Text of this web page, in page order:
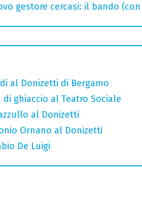
gestore cercasi: il bando
al Donizetti di Bergamo
ghiaccio al Teatro Sociale
al Donizetti
Ornano al Donizetti
De Luigi